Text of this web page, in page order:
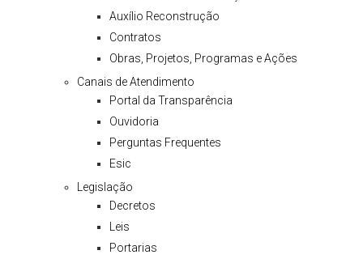
Auxílio Reconstrução
Contratos
Obras, Projetos, Programas e Ações
Canais de Atendimento
Portal da Transparência
Ouvidoria
Perguntas Frequentes
Esic
Legislação
Decretos
Leis
Portarias